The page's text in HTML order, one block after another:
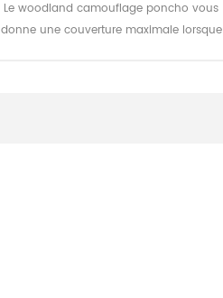
Le woodland camouflage poncho vous
donne une couverture maximale lorsque